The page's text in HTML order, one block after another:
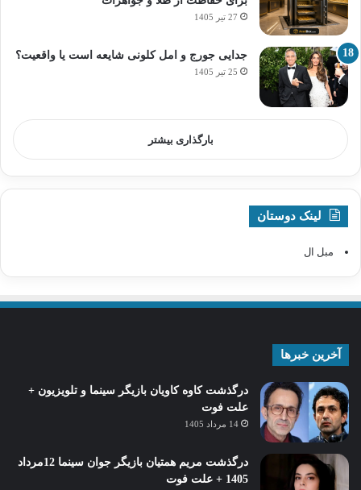
27 تیر 1405
جدایی جورج و امل کلونی شایعه است یا واقعیت؟
25 تیر 1405
بارگذاری بیشتر
لینک دوستان
مبل ال
آخرین خبرها
درگذشت کاوه کاویان بازیگر سینما و تلویزیون +
علت فوت
14 مرداد 1405
درگذشت مریم همتیان بازیگر جوان سینما 12مرداد
1405 + علت فوت